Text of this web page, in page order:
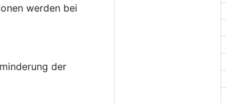
werden bei
der